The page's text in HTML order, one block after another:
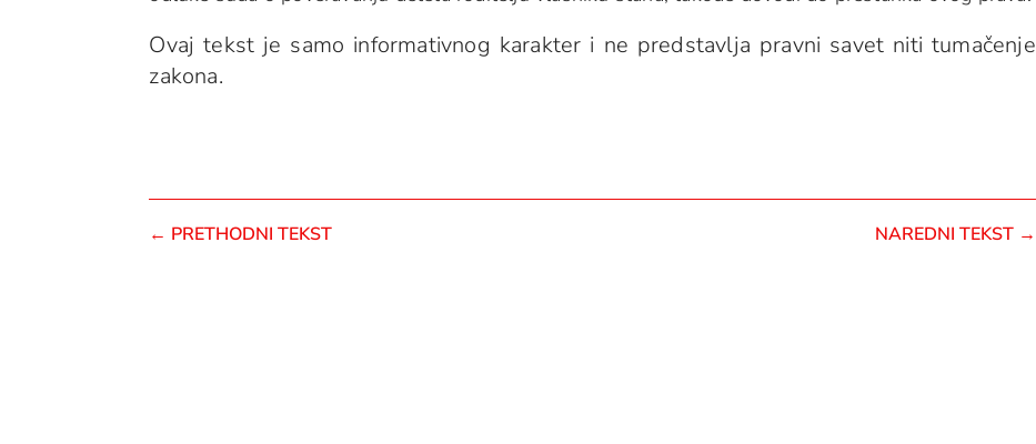
Ovaj tekst je samo informativnog karakter i ne predstavlja pravni savet niti tumačenje
zakona.
← PRETHODNI TEKST NAREDNI TEKST→